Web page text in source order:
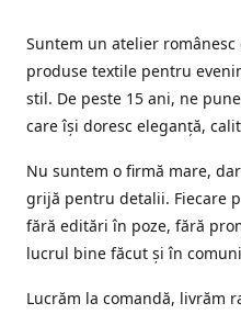
Suntem un atelier
produse textile pentru
stil. De peste 15 ani, ne
care își doresc eleganță,
Nu suntem o firmă mare,
grijă pentru detalii. Fiecare
fără editări în poze, fără
lucrul bine făcut și în
Lucrăm la comandă, livrăm